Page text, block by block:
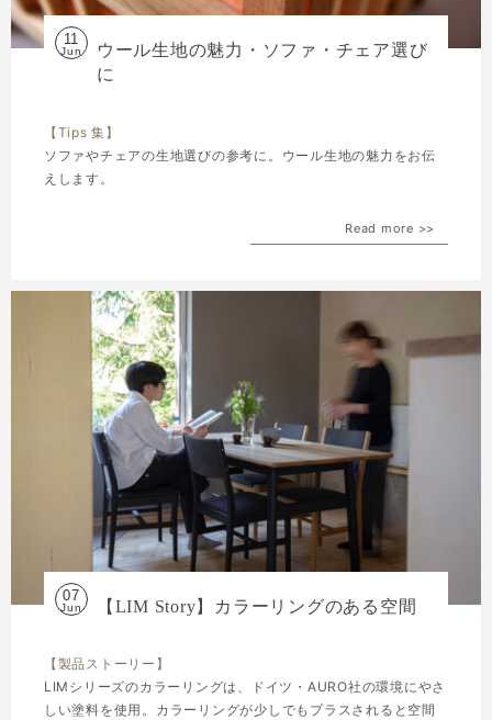
11
Jun
ウール生地の魅力・ソファ・チェア選び
に
【Tips 集】
ソファやチェアの生地選びの参考に。ウール生地の魅力をお伝
えします。
Read more >>
07
Jun 【LIM Story】カラーリングのある空間
【製品ストーリー】
LIMシリーズのカラーリングは、ドイツ・AURO社の環境にやさ
しい塗料を使用。カラーリングが少しでもプラスされると空間